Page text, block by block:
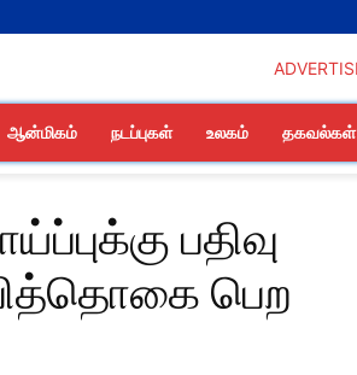
ஆன்மிகம் நடப்புகள் உலகம் தகவல்கள்
பதிவு
பெற